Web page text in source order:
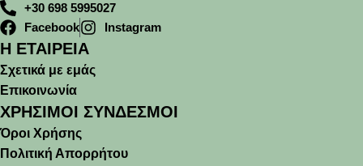
+30 698 5995027
Facebook
Instagram
Η ΕΤΑΙΡΕΙΑ
Σχετικά με εμάς
Επικοινωνία
ΧΡΗΣΙΜΟΙ ΣΥΝΔΕΣΜΟΙ
Όροι Χρήσης
Πολιτική Απορρήτου